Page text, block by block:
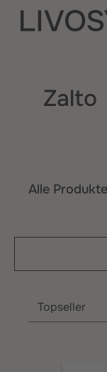
springen
Zalto
Alle